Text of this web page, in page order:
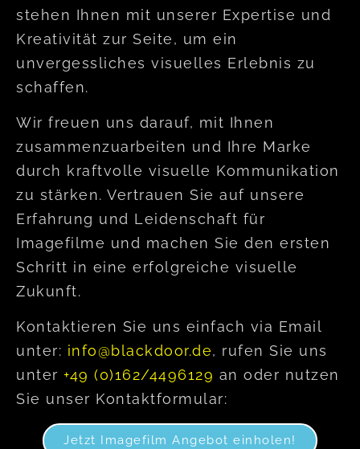
stehen Ihnen mit unserer Expertise und
Kreativität zur Seite, um ein
unvergessliches visuelles Erlebnis zu
schaffen.
Wir freuen uns darauf, mit Ihnen
zusammenzuarbeiten und Ihre Marke
durch kraftvolle visuelle Kommunikation
zu stärken. Vertrauen Sie auf unsere
Erfahrung und Leidenschaft für
Imagefilme und machen Sie den ersten
Schritt in eine erfolgreiche visuelle
Zukunft.
Kontaktieren Sie uns einfach via Email
unter: info@blackdoor.de, rufen Sie uns
unter +49 (0)162/4496129 an oder nutzen
Sie unser Kontaktformular:
Jetzt Imagefilm Angebot einholen!